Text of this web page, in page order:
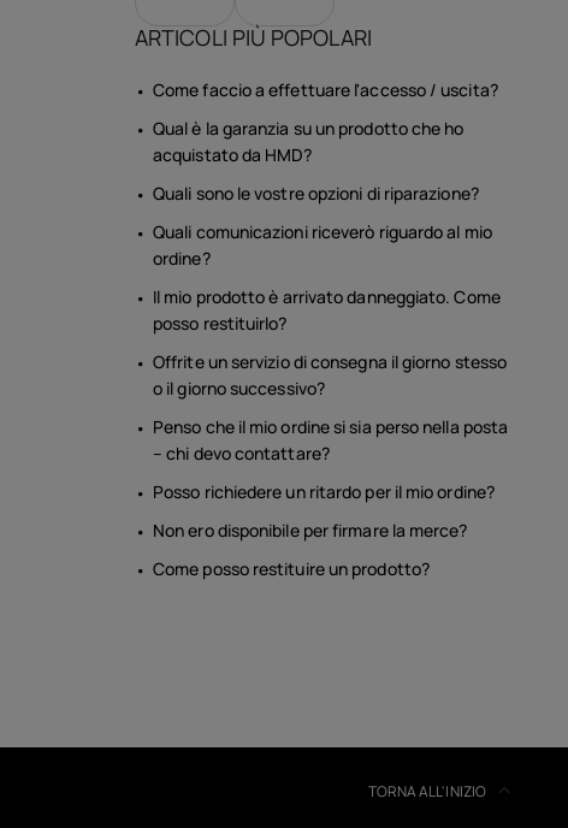
ARTICOLI PIÙ POPOLARI
Come faccio a effettuare l'accesso / uscita?
Qual è la garanzia su un prodotto che ho
acquistato da HMD?
Quali sono le vostre opzioni di riparazione?
Quali comunicazioni riceverò riguardo al mio
ordine?
Il mio prodotto è arrivato danneggiato. Come
posso restituirlo?
Offrite un servizio di consegna il giorno stesso
o il giorno successivo?
Penso che il mio ordine si sia perso nella posta
– chi devo contattare?
Posso richiedere un ritardo per il mio ordine?
Non ero disponibile per firmare la merce?
Come posso restituire un prodotto?
TORNA ALL'INIZIO